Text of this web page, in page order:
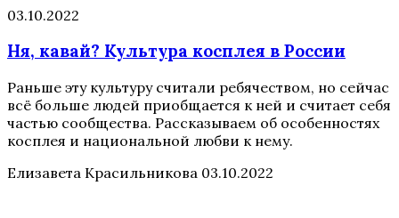
03.10.2022
Ня, кавай? Культура косплея в России
Раньше эту культуру считали ребячеством, но сейчас
всё больше людей приобщается к ней и считает себя
частью сообщества. Рассказываем об особенностях
косплея и национальной любви к нему.
Елизавета Красильникова 03.10.2022